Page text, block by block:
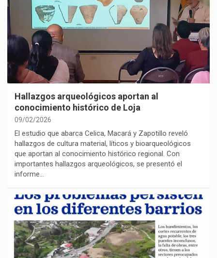
Hallazgos arqueológicos aportan al
conocimiento histórico de Loja
09/02/2026
El estudio que abarca Celica, Macará y Zapotillo reveló
hallazgos de cultura material, líticos y bioarqueológicos
que aportan al conocimiento histórico regional. Con
importantes hallazgos arqueológicos, se presentó el
informe…